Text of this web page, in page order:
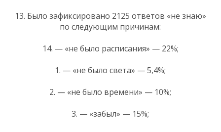
13. Было зафиксировано 2125 ответов «не знаю»
по следующим причинам:
14. — «не было расписания» — 22%;
1. — «не было света» — 5,4%;
2. — «не было времени» — 10%;
3. — «забыл» — 15%;